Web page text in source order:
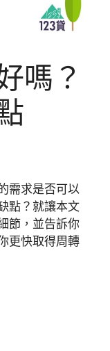
嗎？
需求是否可以
點？就讓本文
節，並告訴你
更快取得周轉